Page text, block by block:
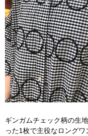
ギンガムチェック柄の生
った1枚で主役なロングワ